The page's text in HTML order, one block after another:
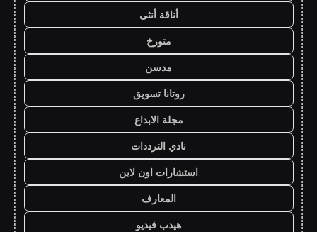
أناقة أنثى
متورخ
مدسن
روتانا تسويق
مجلة الابداع
نادي الترددات
استشارات اون لاين
المعارف
هيدب فيديو